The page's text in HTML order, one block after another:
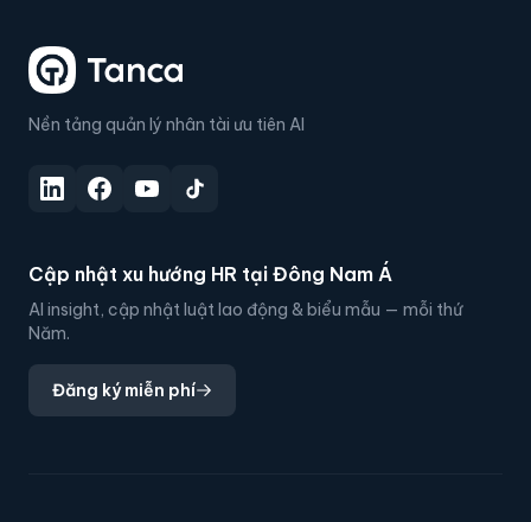
Nền tảng quản lý nhân tài ưu tiên AI
Cập nhật xu hướng HR tại Đông Nam Á
AI insight, cập nhật luật lao động & biểu mẫu — mỗi thứ
Năm.
Đăng ký miễn phí